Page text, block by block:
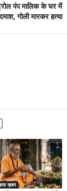
पंप मालिक के घर में
गोली मारकर हत्या
ख़बर